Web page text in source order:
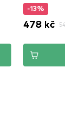
-13%
478 kč